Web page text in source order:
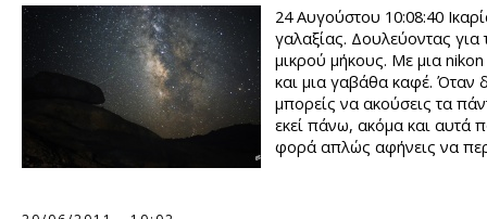
24 Αυγούστου 10:08:40
γαλαξίας. Δουλεύοντας για
μικρού μήκους. Με μια
και μια γαβάθα καφέ. Όταν
μπορείς να ακούσεις τα
εκεί πάνω, ακόμα και αυτά
φορά απλώς αφήνεις να